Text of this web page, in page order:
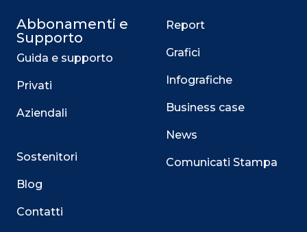
Abbonamenti e
Supporto
Guida e supporto
Privati
Aziendali
Sostenitori
Blog
Contatti
Report
Grafici
Infografiche
Business case
News
Comunicati Stampa